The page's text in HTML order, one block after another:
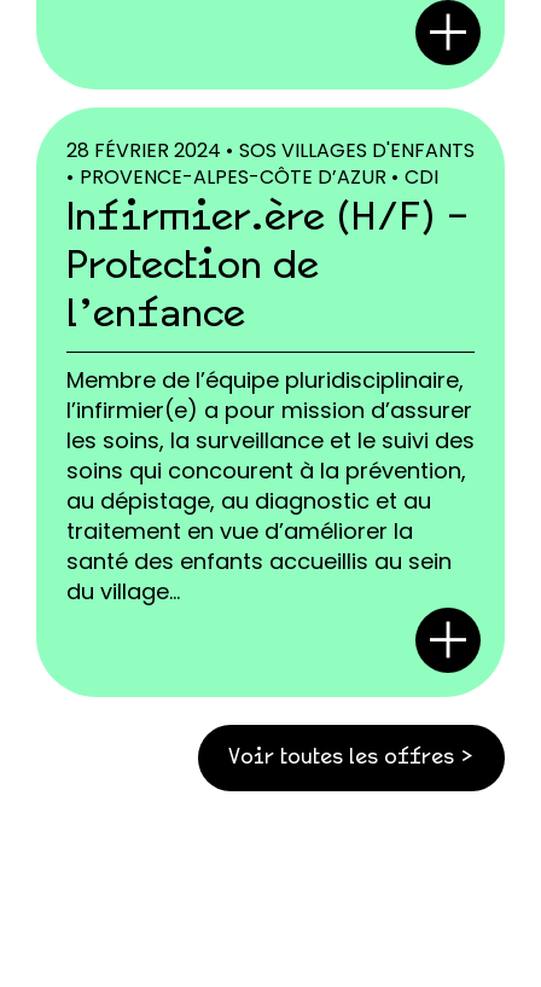
28 FÉVRIER 2024 • SOS VILLAGES D'ENFANTS
• PROVENCE-ALPES-CÔTE D’AZUR • CDI
Infirmier.ère (H/F) –
Protection de
l’enfance
Membre de l’équipe pluridisciplinaire,
l’infirmier(e) a pour mission d’assurer
les soins, la surveillance et le suivi des
soins qui concourent à la prévention,
au dépistage, au diagnostic et au
traitement en vue d’améliorer la
santé des enfants accueillis au sein
du village...
Voir toutes les offres